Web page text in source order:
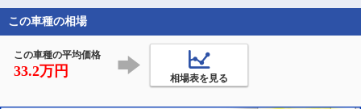
#アポロ峠
この車種の相場
この車種の平均価格
33.2万円 相場表を見る